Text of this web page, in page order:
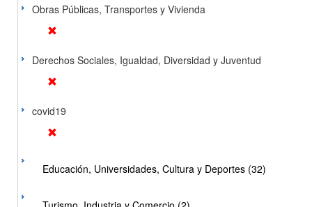
Obras Públicas, Transportes y Vivienda
Derechos Sociales, Igualdad, Diversidad y Juventud
covid19
Educación, Universidades, Cultura y Deportes (32)